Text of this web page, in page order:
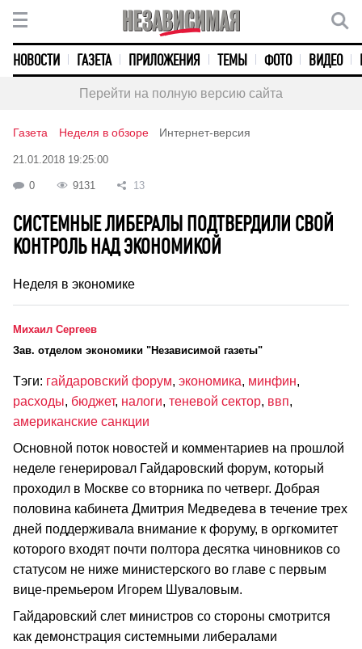
НОВОСТИ ГАЗЕТА ПРИЛОЖЕНИЯ ТЕМЫ ФОТО ВИДЕО
Перейти на полную версию сайта
Газета Неделя в обзоре Интернет-версия
21.01.2018 19:25:00
0 9131 13
СИСТЕМНЫЕ ЛИБЕРАЛЫ ПОДТВЕРДИЛИ СВОЙ
КОНТРОЛЬ НАД ЭКОНОМИКОЙ
Неделя в экономике
Михаил Сергеев
Зав. отделом экономики "Независимой газеты"
Тэги: гайдаровский форум, экономика, минфин,
расходы, бюджет, налоги, теневой сектор, ввп,
американские санкции
Основной поток новостей и комментариев на прошлой
неделе генерировал Гайдаровский форум, который
проходил в Москве со вторника по четверг. Добрая
половина кабинета Дмитрия Медведева в течение трех
дней поддерживала внимание к форуму, в оргкомитет
которого входят почти полтора десятка чиновников со
статусом не ниже министерского во главе с первым
вице-премьером Игорем Шуваловым.
Гайдаровский слет министров со стороны смотрится
как демонстрация системными либералами